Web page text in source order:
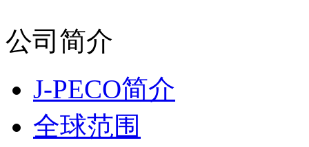
公司简介
J-PECO简介
全球范围